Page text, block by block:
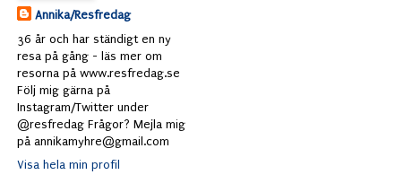
Annika/Resfredag
36 år och har ständigt en ny
resa på gång - läs mer om
resorna på www.resfredag.se
Följ mig gärna på
Instagram/Twitter under
@resfredag Frågor? Mejla mig
på annikamyhre@gmail.com
Visa hela min profil